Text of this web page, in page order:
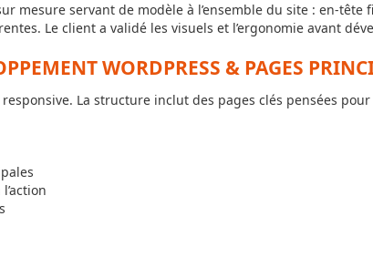
mesure servant de modèle à l’ensemble du site : en-tête
Le client a validé les visuels et l’ergonomie avant
WORDPRESS & PAGES
La structure inclut des pages clés pensées